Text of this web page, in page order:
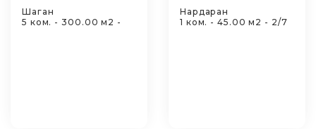
Шаган
5 ком. - 300.00 м2 -
Нардаран
1 ком. - 45.00 м2 - 2/7